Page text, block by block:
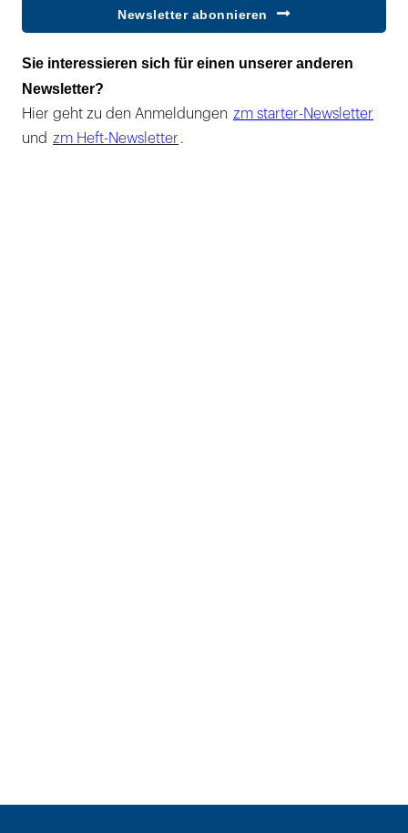
Newsletter abonnieren
Sie interessieren sich für einen unserer anderen
Newsletter?
Hier geht zu den Anmeldungen zm starter-Newsletter
und zm Heft-Newsletter .